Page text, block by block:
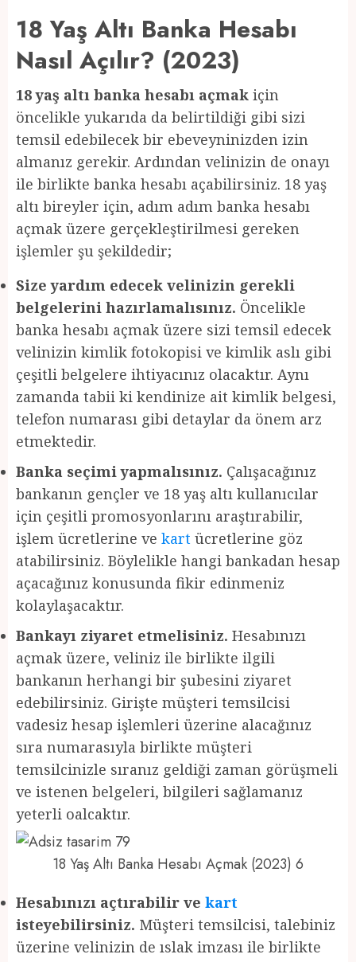
18 Yaş Altı Banka Hesabı
Nasıl Açılır? (2023)
18 yaş altı banka hesabı açmak için
öncelikle yukarıda da belirtildiği gibi sizi
temsil edebilecek bir ebeveyninizden izin
almanız gerekir. Ardından velinizin de onayı
ile birlikte banka hesabı açabilirsiniz. 18 yaş
altı bireyler için, adım adım banka hesabı
açmak üzere gerçekleştirilmesi gereken
işlemler şu şekildedir;
Size yardım edecek velinizin gerekli
belgelerini hazırlamalısınız. Öncelikle
banka hesabı açmak üzere sizi temsil edecek
velinizin kimlik fotokopisi ve kimlik aslı gibi
çeşitli belgelere ihtiyacınız olacaktır. Aynı
zamanda tabii ki kendinize ait kimlik belgesi,
telefon numarası gibi detaylar da önem arz
etmektedir.
Banka seçimi yapmalısınız. Çalışacağınız
bankanın gençler ve 18 yaş altı kullanıcılar
için çeşitli promosyonlarını araştırabilir,
işlem ücretlerine ve kart ücretlerine göz
atabilirsiniz. Böylelikle hangi bankadan hesap
açacağınız konusunda fikir edinmeniz
kolaylaşacaktır.
Bankayı ziyaret etmelisiniz. Hesabınızı
açmak üzere, veliniz ile birlikte ilgili
bankanın herhangi bir şubesini ziyaret
edebilirsiniz. Girişte müşteri temsilcisi
vadesiz hesap işlemleri üzerine alacağınız
sıra numarasıyla birlikte müşteri
temsilcinizle sıranız geldiği zaman görüşmeli
ve istenen belgeleri, bilgileri sağlamanız
yeterli oalcaktır.
18 Yaş Altı Banka Hesabı Açmak (2023) 6
Hesabınızı açtırabilir ve kart
isteyebilirsiniz. Müşteri temsilcisi, talebiniz
üzerine velinizin de ıslak imzası ile birlikte